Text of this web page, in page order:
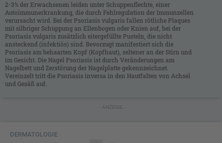
2-3% der Erwachsenen leiden unter Schuppenflechte, einer
Autoimmunerkrankung, die durch Fehlregulation der Immunzellen
verursacht wird. Bei der Psoriasis vulgaris fallen rötliche Plaques
mit silbriger Schuppung an Ellenbogen oder Knien auf, bei der
Psoriasis vulgaris zusätzlich eitergefüllte Pusteln, die nicht
ansteckend (infektiös) sind. Bevorzugt manifestiert sich die
Psoriasis am behaarten Kopf (Kopfhaut), seltener an der Stirn und
im Gesicht. Die Nagel Psoriasis ist durch Veränderungen am
Nagelbett und Zerstörung der Nagelplatte gekennzeichnet.
Vereinzelt tritt die Psoriasis inversa in den Hautfalten von Achsel
und Gesäß auf.
- ANZEIGE -
DERMATOLOGIE